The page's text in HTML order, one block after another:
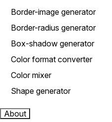
Border-image generator
Border-radius generator
Box-shadow generator
Color format converter
Color mixer
Shape generator
About